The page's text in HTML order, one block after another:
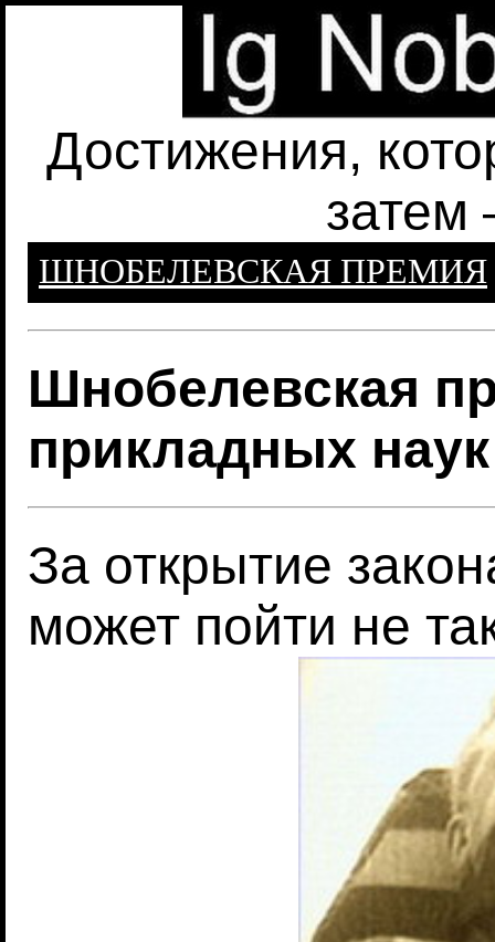
Достижения,
затем
ШНОБЕЛЕВСКАЯ ПРЕМИЯ
Шнобелевская
прикладных наук
За открытие
может пойти не